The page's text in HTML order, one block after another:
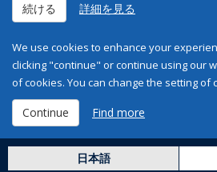
続ける 詳細を見る
We use cookies to enhance your
clicking "continue" or continue using our
of cookies. You can change the setting of
Continue Find more
日本語